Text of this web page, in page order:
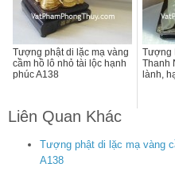
Tượng phật di lặc mạ vàng
cầm hồ lô nhỏ tài lộc hạnh
phúc A138
Tượng
Thanh
lành,
Liên Quan Khác
Tượng phật di lặc mạ vàng
A138